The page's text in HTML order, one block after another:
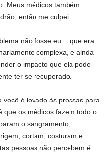
Meus médicos também.
então me culpei.
não fosse eu… que era
complexa, e ainda
o impacto que ela pode
ter se recuperado.
você é levado às pressas para
que os médicos fazem todo o
o sangramento,
cortam, costuram e
pessoas não percebem é